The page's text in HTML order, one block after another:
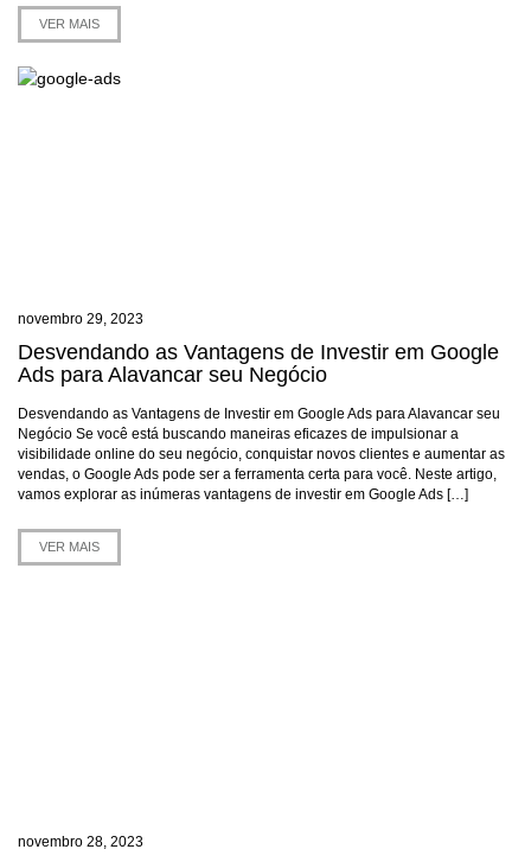
VER MAIS
novembro 29, 2023
Desvendando as Vantagens de Investir em Google
Ads para Alavancar seu Negócio
Desvendando as Vantagens de Investir em Google Ads para Alavancar seu
Negócio Se você está buscando maneiras eficazes de impulsionar a
visibilidade online do seu negócio, conquistar novos clientes e aumentar as
vendas, o Google Ads pode ser a ferramenta certa para você. Neste artigo,
vamos explorar as inúmeras vantagens de investir em Google Ads […]
VER MAIS
novembro 28, 2023